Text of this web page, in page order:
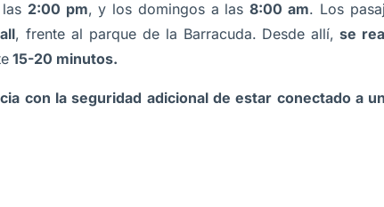
2:00 pm, y los domingos a las8:00 am. Los
, frente al parque de la Barracuda. Desde allí, se
15-20 minutos.
con la seguridad adicional de estar conectado a